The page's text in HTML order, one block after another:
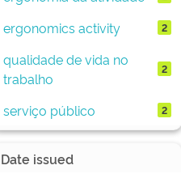
ergonomics activity 2
qualidade de vida no
trabalho
2
serviço público 2
Date issued